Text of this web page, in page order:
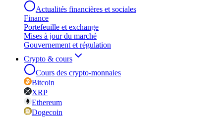
Actualités financières et sociales
Finance
Portefeuille et exchange
Mises à jour du marché
Gouvernement et régulation
Crypto & cours
Cours des crypto-monnaies
Bitcoin
XRP
Ethereum
Dogecoin